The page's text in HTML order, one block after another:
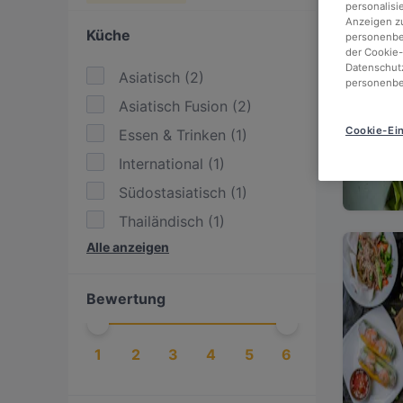
Küche
Asiatisch (2)
Asiatisch Fusion (2)
Essen & Trinken (1)
International (1)
Südostasiatisch (1)
Thailändisch (1)
Vegetarisch
Alle anzeigen
Bewertung
1 2 3 4 5 6
Anzeigen
der
Cookie-